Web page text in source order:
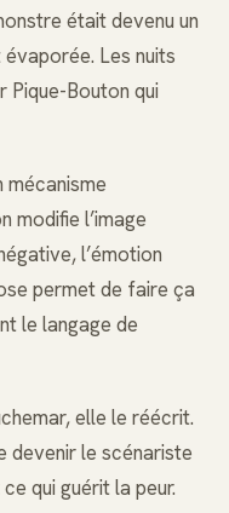
était devenu un
Les nuits
Pique-Bouton qui
mécanisme
modifie l’image
l’émotion
permet de faire ça
le langage de
elle le réécrit.
devenir le scénariste
qui guérit la peur.